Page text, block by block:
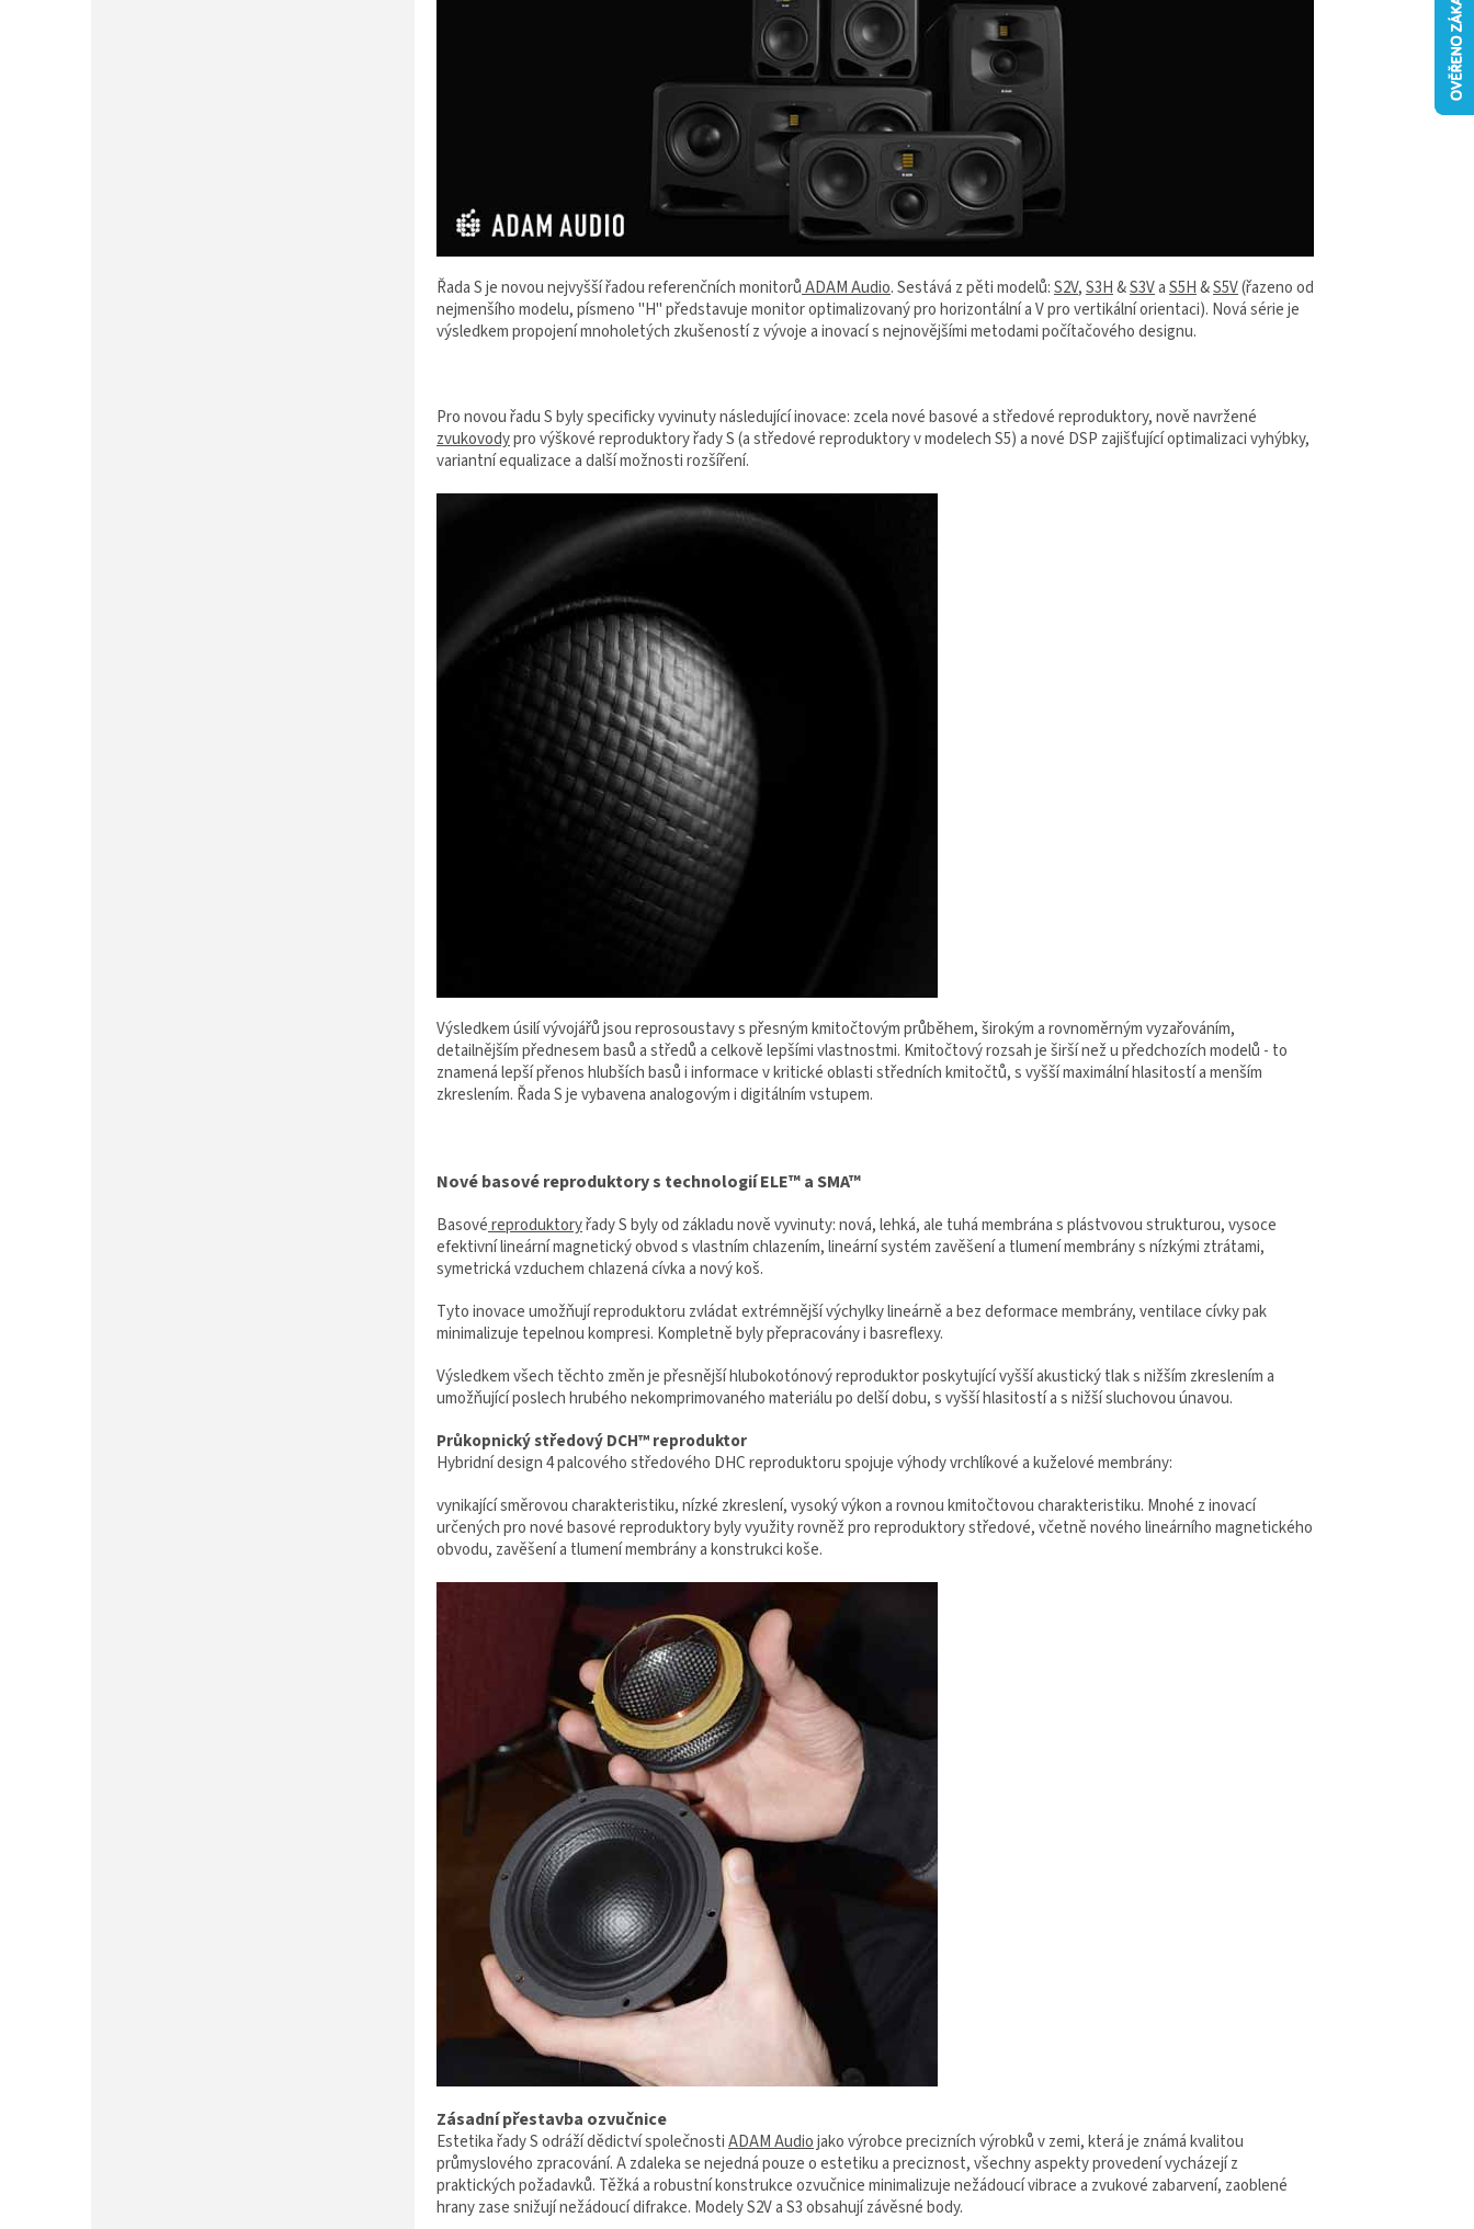
Řada S je novou nejvyšší řadou referenčních monitorůADAM Audio. Sestává z pěti modelů:S2V,S3H&S3VaS5H&S5V(řazeno od
nejmenšího modelu, písmeno "H" představuje monitor optimalizovaný pro horizontální a V pro vertikální orientaci). Nová série je
výsledkem propojení mnoholetých zkušeností z vývoje a inovací s nejnovějšími metodami počítačového designu.
Pro novou řadu S byly specificky vyvinuty následující inovace: zcela nové basové a středové reproduktory, nově navržené
zvukovodypro výškové reproduktory řady S (a středové reproduktory v modelech S5) a nové DSP zajišťující optimalizaci vyhýbky,
variantní equalizace a další možnosti rozšíření.
Výsledkem úsilí vývojářů jsou reprosoustavy s přesným kmitočtovým průběhem, širokým a rovnoměrným vyzařováním,
detailnějším přednesem basů a středů a celkově lepšími vlastnostmi. Kmitočtový rozsah je širší než u předchozích modelů - to
znamená lepší přenos hlubších basů i informace v kritické oblasti středních kmitočtů, s vyšší maximální hlasitostí a menším
zkreslením. Řada S je vybavena analogovým i digitálním vstupem.
Nové basové reproduktory s technologií ELE™ a SMA™
Basovéreproduktoryřady S byly od základu nově vyvinuty: nová, lehká, ale tuhá membrána s plástvovou strukturou, vysoce
efektivní lineární magnetický obvod s vlastním chlazením, lineární systém zavěšení a tlumení membrány s nízkými ztrátami,
symetrická vzduchem chlazená cívka a nový koš.
Tyto inovace umožňují reproduktoru zvládat extrémnější výchylky lineárně a bez deformace membrány, ventilace cívky pak
minimalizuje tepelnou kompresi. Kompletně byly přepracovány i basreflexy.
Výsledkem všech těchto změn je přesnější hlubokotónový reproduktor poskytující vyšší akustický tlak s nižším zkreslením a
umožňující poslech hrubého nekomprimovaného materiálu po delší dobu, s vyšší hlasitostí a s nižší sluchovou únavou.
Průkopnický středovýDCH™reproduktor
Hybridní design 4 palcového středového DHC reproduktoru spojuje výhody vrchlíkové a kuželové membrány:
vynikající směrovou charakteristiku, nízké zkreslení, vysoký výkon a rovnou kmitočtovou charakteristiku. Mnohé z inovací
určených pro nové basové reproduktory byly využity rovněž pro reproduktory středové, včetně nového lineárního magnetického
obvodu, zavěšení a tlumení membrány a konstrukci koše.
Zásadní přestavba ozvučnice
Estetika řady S odráží dědictví společnostiADAM Audiojako výrobce precizních výrobků v zemi, která je známá kvalitou
průmyslového zpracování. A zdaleka se nejedná pouze o estetiku a preciznost, všechny aspekty provedení vycházejí z
praktických požadavků. Těžká a robustní konstrukce ozvučnice minimalizuje nežádoucí vibrace a zvukové zabarvení, zaoblené
hrany zase snižují nežádoucí difrakce. Modely S2V a S3 obsahují závěsné body.